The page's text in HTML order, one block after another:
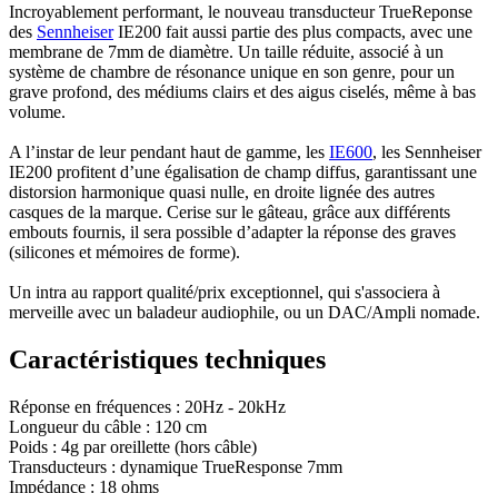
Incroyablement performant, le nouveau transducteur TrueReponse
des SennheiserIE200 fait aussi partie des plus compacts, avec une
membrane de 7mm de diamètre. Un taille réduite, associé à un
système de chambre de résonance unique en son genre, pour un
grave profond, des médiums clairs et des aigus ciselés, même à bas
volume.
A l’instar de leur pendant haut de gamme, les IE600, les Sennheiser
IE200 profitent d’une égalisation de champ diffus, garantissant une
distorsion harmonique quasi nulle, en droite lignée des autres
casques de la marque. Cerise sur le gâteau, grâce aux différents
embouts fournis, il sera possible d’adapter la réponse des graves
(silicones et mémoires de forme).
Un intra au rapport qualité/prix exceptionnel, qui s'associera à
merveille avec un baladeur audiophile, ou un DAC/Ampli nomade.
Caractéristiques techniques
Réponse en fréquences : 20Hz - 20kHz
Longueur du câble : 120 cm
Poids : 4g par oreillette (hors câble)
Transducteurs : dynamique TrueResponse 7mm
Impédance : 18 ohms